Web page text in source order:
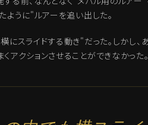
ように"ルアーを追い出した。
にスライドする動き"だった。しかし
アクションさせることができなかった。